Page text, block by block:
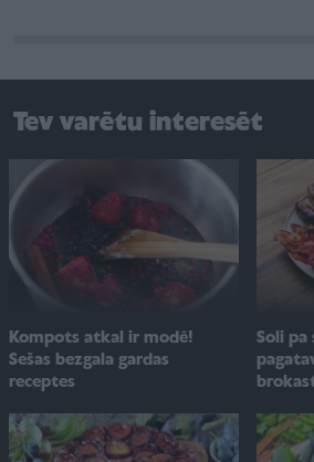
Tev varētu interesēt
Kompots atkal ir modē!
Sešas bezgala gardas
receptes
Soli pa